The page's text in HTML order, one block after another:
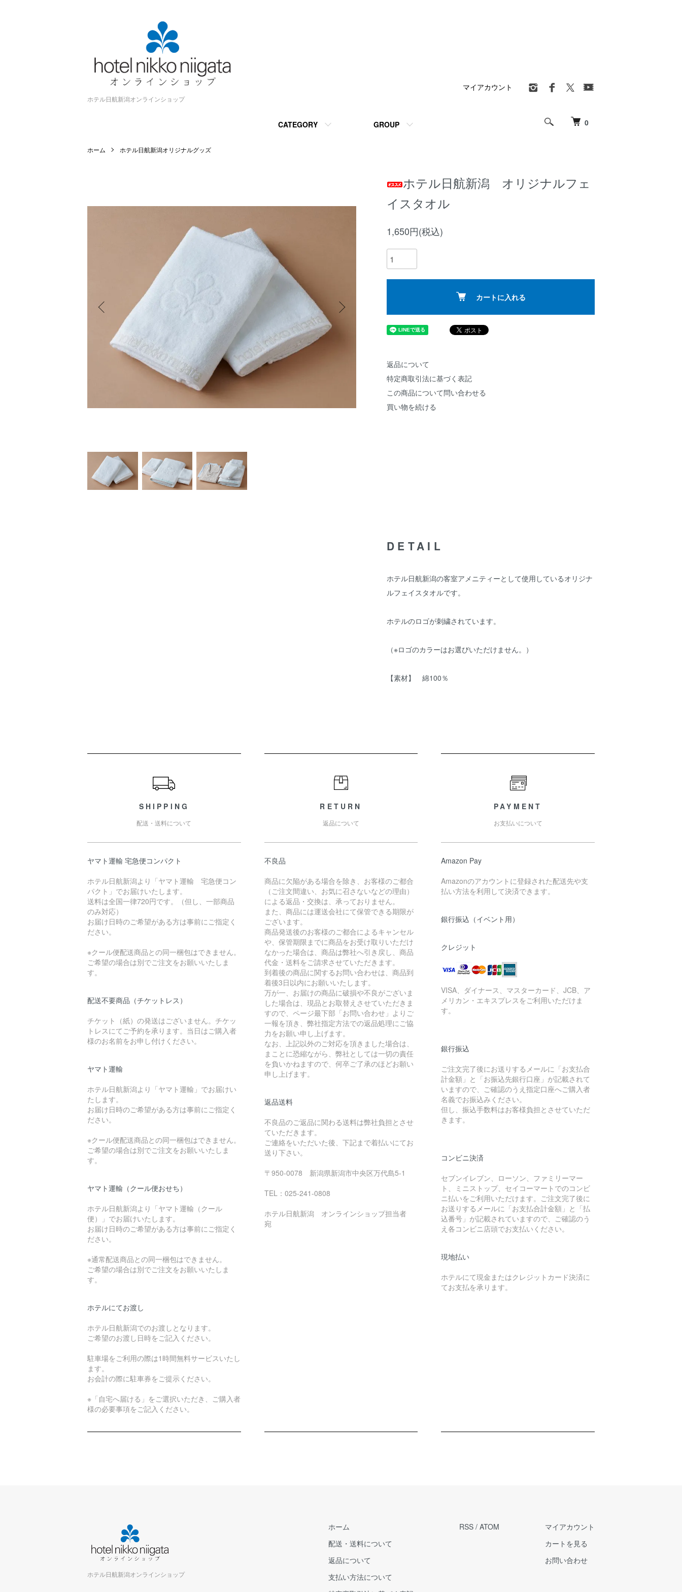
ホテル日航新潟オンラインショップ
0
CATEGORY GROUP
マイアカウント
ホーム ホテル日航新潟オリジナルグッズ
ホテル日航新潟 オリジナルフェ
イスタオル
1,650円(税込)
カートに入れる
返品について
特定商取引法に基づく表記
この商品について問い合わせる
買い物を続ける
DETAIL
ホテル日航新潟の客室アメニティーとして使用しているオリジナ
ルフェイスタオルです。
ホテルのロゴが刺繍されています。
（※ロゴのカラーはお選びいただけません。）
【素材】 綿100％
SHIPPING
配送・送料について
ヤマト運輸 宅急便コンパクト
ホテル日航新潟より「ヤマト運輸 宅急便コン
パクト」でお届けいたします。
送料は全国一律720円です。（但し、一部商品
のみ対応）
お届け日時のご希望がある方は事前にご指定く
ださい。
※クール便配送商品との同一梱包はできません。
ご希望の場合は別でご注文をお願いいたしま
す。
配送不要商品（チケットレス）
チケット（紙）の発送はございません。チケッ
トレスにてご予約を承ります。当日はご購入者
様のお名前をお申し付けください。
ヤマト運輸
ホテル日航新潟より「ヤマト運輸」でお届けい
たします。
お届け日時のご希望がある方は事前にご指定く
ださい。
※クール便配送商品との同一梱包はできません。
ご希望の場合は別でご注文をお願いいたしま
す。
ヤマト運輸（クール便おせち）
ホテル日航新潟より「ヤマト運輸（クール
便）」でお届けいたします。
お届け日時のご希望がある方は事前にご指定く
ださい。
※通常配送商品との同一梱包はできません。
ご希望の場合は別でご注文をお願いいたしま
す。
ホテルにてお渡し
ホテル日航新潟でのお渡しとなります。
ご希望のお渡し日時をご記入ください。
駐車場をご利用の際は1時間無料サービスいたし
ます。
お会計の際に駐車券をご提示ください。
※「自宅へ届ける」をご選択いただき、ご購入者
様の必要事項をご記入ください。
RETURN
返品について
不良品
商品に欠陥がある場合を除き、お客様のご都合
（ご注文間違い、お気に召さないなどの理由）
による返品・交換は、承っておりません。
また、商品には運送会社にて保管できる期限が
ございます。
商品発送後のお客様のご都合によるキャンセル
や、保管期限までに商品をお受け取りいただけ
なかった場合は、商品は弊社へ引き戻し、商品
代金・送料をご請求させていただきます。
到着後の商品に関するお問い合わせは、商品到
着後3日以内にお願いいたします。
万が一、お届けの商品に破損や不良がございま
した場合は、現品とお取替えさせていただきま
すので、ページ最下部「お問い合わせ」よりご
一報を頂き、弊社指定方法での返品処理にご協
力をお願い申し上げます。
なお、上記以外のご対応を頂きました場合は、
まことに恐縮ながら、弊社としては一切の責任
を負いかねますので、何卒ご了承のほどお願い
申し上げます。
返品送料
不良品のご返品に関わる送料は弊社負担とさせ
ていただきます。
ご連絡をいただいた後、下記まで着払いにてお
送り下さい。
〒950-0078 新潟県新潟市中央区万代島5-1
TEL：025-241-0808
ホテル日航新潟 オンラインショップ担当者
宛
PAYMENT
お支払いについて
Amazon Pay
Amazonのアカウントに登録された配送先や支
払い方法を利用して決済できます。
銀行振込（イベント用）
クレジット
VISA、ダイナース、マスターカード、JCB、ア
メリカン・エキスプレスをご利用いただけま
す。
銀行振込
ご注文完了後にお送りするメールに「お支払合
計金額」と「お振込先銀行口座」が記載されて
いますので、ご確認のうえ指定口座へご購入者
名義でお振込みください。
但し、振込手数料はお客様負担とさせていただ
きます。
コンビニ決済
セブンイレブン、ローソン、ファミリーマー
ト、ミニストップ、セイコーマートでのコンビ
ニ払いをご利用いただけます。ご注文完了後に
お送りするメールに「お支払合計金額」と「払
込番号」が記載されていますので、ご確認のう
え各コンビニ店頭でお支払いください。
現地払い
ホテルにて現金またはクレジットカード決済に
てお支払を承ります。
ホテル日航新潟オンラインショップ
ホーム
配送・送料について
返品について
支払い方法について
RSS / ATOM
マイアカウント
カートを見る
お問い合わせ